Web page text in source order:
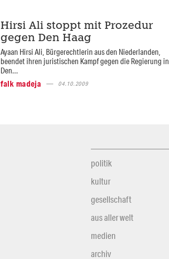
Hirsi Ali stoppt mit Prozedur
gegen Den Haag
Ayaan Hirsi Ali, Bürgerechtlerin aus den Niederlanden,
beendet ihren juristischen Kampf gegen die Regierung in
Den...
falk madeja
04.10.2009
politik
kultur
gesellschaft
aus aller welt
medien
archiv